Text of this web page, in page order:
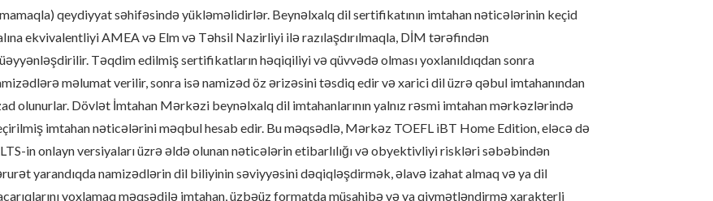
qeydiyyat səhifəsində yükləməlidirlər. Beynəlxalq dil sertifikatının imtahan nəticələrinin keçid
ekvivalentliyi AMEA və Elm və Təhsil Nazirliyi ilə razılaşdırılmaqla, DİM tərəfindən
Təqdim edilmiş sertifikatların həqiqiliyi və qüvvədə olması yoxlanıldıqdan sonra
məlumat verilir, sonra isə namizəd öz ərizəsini təsdiq edir və xarici dil üzrə qəbul imtahanından
olunurlar. Dövlət İmtahan Mərkəzi beynəlxalq dil imtahanlarının yalnız rəsmi imtahan mərkəzlərində
imtahan nəticələrini məqbul hesab edir. Bu məqsədlə, Mərkəz TOEFL iBT Home Edition, eləcə də
in onlayn versiyaları üzrə əldə olunan nəticələrin etibarlılığı və obyektivliyi riskləri səbəbindən
yarandıqda namizədlərin dil biliyinin səviyyəsini dəqiqləşdirmək, əlavə izahat almaq və ya dil
yoxlamaq məqsədilə imtahan, üzbəüz formatda müsahibə və ya qiymətləndirmə xarakterli